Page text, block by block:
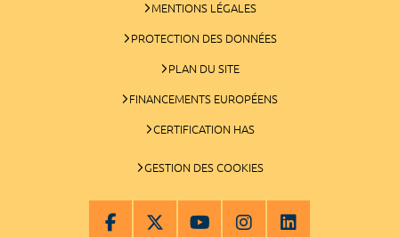
MENTIONS LÉGALES
PROTECTION DES DONNÉES
PLAN DU SITE
FINANCEMENTS EUROPÉENS
CERTIFICATION HAS
GESTION DES COOKIES